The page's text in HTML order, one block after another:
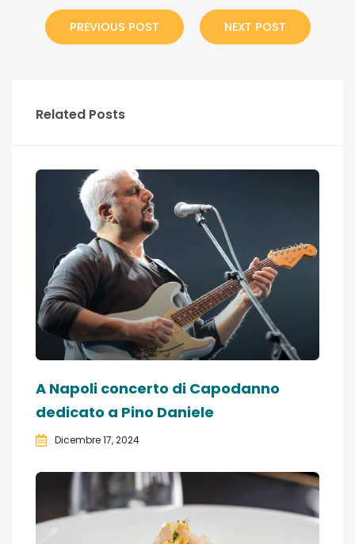
PREVIOUS POST NEXT POST
Related Posts
A Napoli concerto di Capodanno
dedicato a Pino Daniele
Dicembre 17, 2024